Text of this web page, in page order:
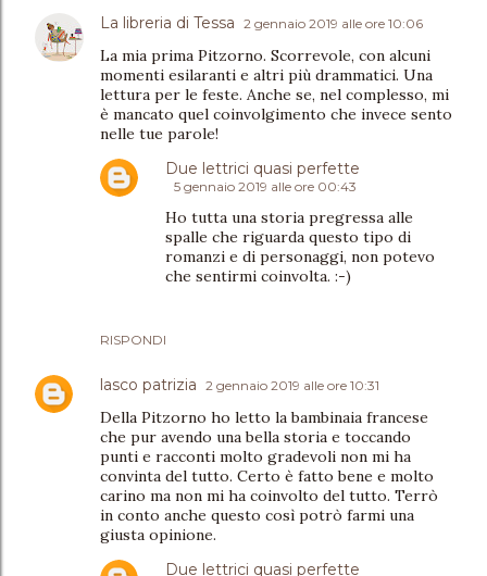
La libreria di Tessa 2 gennaio 2019 alle ore 10:06
La mia prima Pitzorno. Scorrevole, con alcuni
momenti esilaranti e altri più drammatici. Una
lettura per le feste. Anche se, nel complesso, mi
è mancato quel coinvolgimento che invece sento
nelle tue parole!
RISPONDI
Due lettrici quasi perfette
5 gennaio 2019 alle ore 00:43
Ho tutta una storia pregressa alle
spalle che riguarda questo tipo di
romanzi e di personaggi, non potevo
che sentirmi coinvolta. :-)
lasco patrizia 2 gennaio 2019 alle ore 10:31
Della Pitzorno ho letto la bambinaia francese
che pur avendo una bella storia e toccando
punti e racconti molto gradevoli non mi ha
convinta del tutto. Certo è fatto bene e molto
carino ma non mi ha coinvolto del tutto. Terrò
in conto anche questo così potrò farmi una
giusta opinione.
Due lettrici quasi perfette